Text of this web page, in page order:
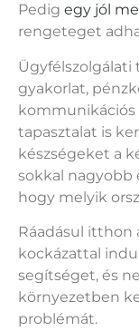
Pedig egy jól
rengeteget
Ügyfélszolgálati
gyakorlat,
kommunikációs
tapasztalat is
készségeket a
sokkal nagyobb
hogy melyik
Ráadásul itthon
kockázattal
segítséget, és
környezetben
problémát.